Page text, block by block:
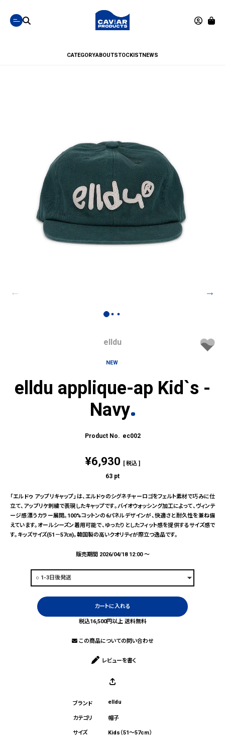
CATEGORYABOUTSTOCKISTNEWS
elldu
NEW
elldu applique-ap Kid`s -
Navy
ec002
¥6,930 税込
63 pt
「エルドゥ アップリキャップ」は、エルドゥのシグネチャーロゴをフェルト素材で巧みに仕
立て、アップリケ刺繍で表現したキャップです。バイオウォッシング加工によって、ヴィンテ
ージ感漂うカラー展開。100%コットンの6パネルデザインが、快適さと耐久性を兼ね備
えています。オールシーズン着用可能で、ゆったりとしたフィット感を提供するサイズ感で
す。キッズサイズ(51－57㎝)。韓国製の高いクオリティが際立つ逸品です。
販売期間 2026/04/18 12:00〜
カートに入れる
税込16,500円以上 送料無料
この商品についての問い合わせ
レビューを書く
elldu
帽子
Kids（51～57cm）